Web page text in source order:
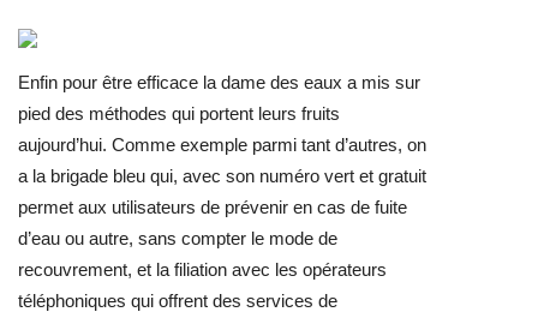
Enfin pour être efficace la dame des eaux a mis sur
pied des méthodes qui portent leurs fruits
aujourd’hui. Comme exemple parmi tant d’autres, on
a la brigade bleu qui, avec son numéro vert et gratuit
permet aux utilisateurs de prévenir en cas de fuite
d’eau ou autre, sans compter le mode de
recouvrement, et la filiation avec les opérateurs
téléphoniques qui offrent des services de